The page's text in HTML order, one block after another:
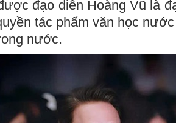
đạo diễn Hoàng Vũ là
tác phẩm văn học
nước.